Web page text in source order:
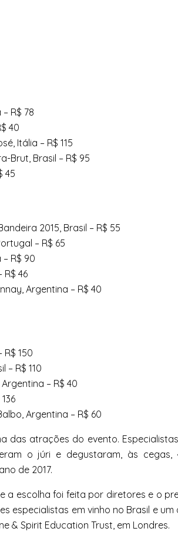
R$ 78
40
Itália – R$ 115
Brut, Brasil – R$ 95
45
2015, Brasil – R$ 55
– R$ 65
R$ 90
R$ 46
Argentina – R$ 40
R$ 150
– R$ 110
– R$ 40
Argentina – R$ 60
das atrações do evento.
o júri e degustaram, às cegas,
de 2017.
a escolha foi feita por diretores e o
especialistas em vinho no Brasil e
& Spirit Education Trust, em Londres.